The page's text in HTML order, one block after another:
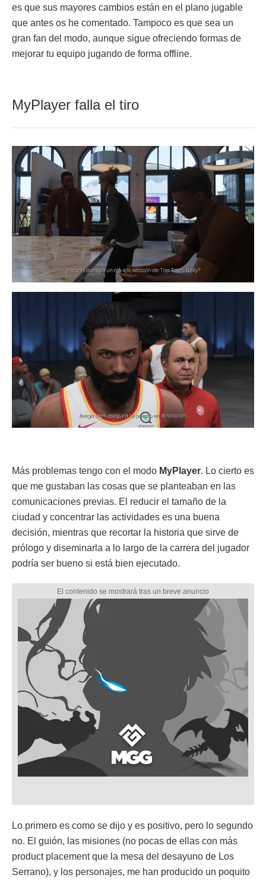
es que sus mayores cambios están en el plano jugable
que antes os he comentado. Tampoco es que sea un
gran fan del modo, aunque sigue ofreciendo formas de
mejorar tu equipo jugando de forma offline.
MyPlayer falla el tiro
Más problemas tengo con el modo MyPlayer. Lo cierto es
que me gustaban las cosas que se planteaban en las
comunicaciones previas. El reducir el tamaño de la
ciudad y concentrar las actividades es una buena
decisión, mientras que recortar la historia que sirve de
prólogo y diseminarla a lo largo de la carrera del jugador
podría ser bueno si está bien ejecutado.
Lo primero es como se dijo y es positivo, pero lo segundo
no. El guión, las misiones (no pocas de ellas con más
product placement que la mesa del desayuno de Los
Serrano), y los personajes, me han producido un poquito